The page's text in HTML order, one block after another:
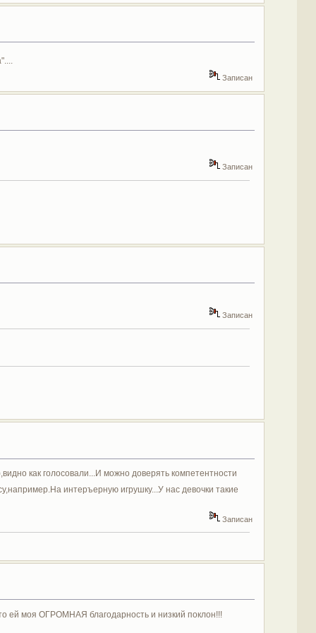
Записан
Записан
Записан
как голосовали...И можно доверять компетентности
интеръерную игрушку...У нас девочки такие
Записан
ей моя ОГРОМНАЯ благодарность и низкий поклон!!!